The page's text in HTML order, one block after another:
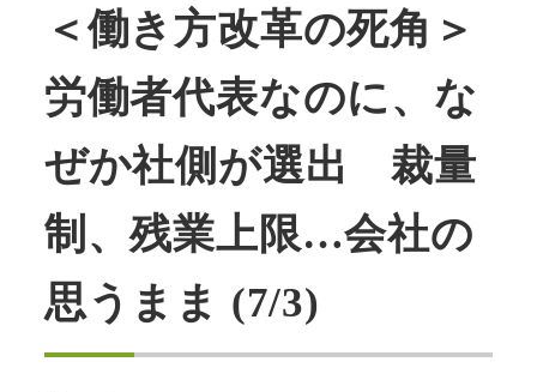
＜働き方改革の死角＞
労働者代表なのに、な
ぜか社側が選出 裁量
制、残業上限…会社の
思うまま (7/3)